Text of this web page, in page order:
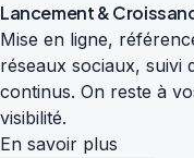
Lancement &
Mise en ligne,
réseaux sociaux, suivi
continus. On reste à
visibilité.
En savoir plus